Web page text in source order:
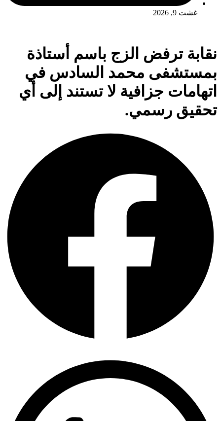
غشت 9, 2026
نقابة ترفض الزج باسم أستاذة
بمستشفى محمد السادس في
اتهامات جزافية لا تستند إلى أي
تحقيق رسمي.